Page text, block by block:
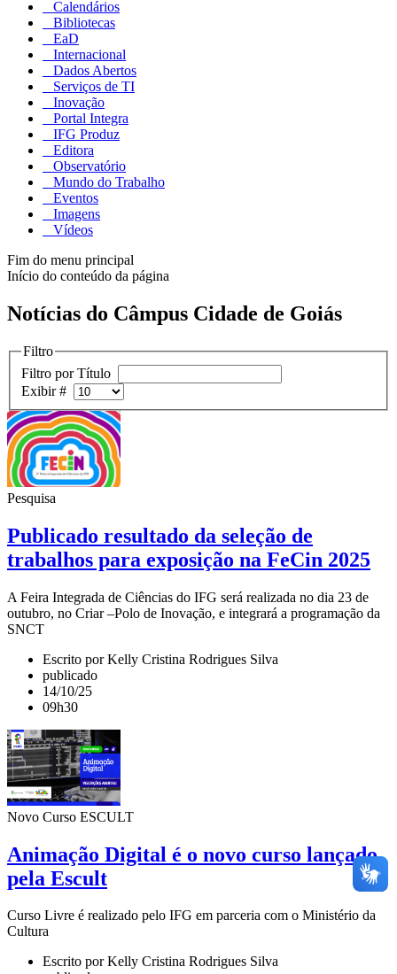
Calendários
Bibliotecas
EaD
Internacional
Dados Abertos
Serviços de TI
Inovação
Portal Integra
IFG Produz
Editora
Observatório
Mundo do Trabalho
Eventos
Imagens
Vídeos
Fim do menu principal
Início do conteúdo da página
Notícias do Câmpus Cidade de Goiás
Filtro
Filtro por Título
Exibir #
Pesquisa
Publicado resultado da seleção de
trabalhos para exposição na FeCin 2025
A Feira Integrada de Ciências do IFG será realizada no dia 23 de
outubro, no Criar –Polo de Inovação, e integrará a programação da
SNCT
Escrito por Kelly Cristina Rodrigues Silva
publicado
14/10/25
09h30
Novo Curso ESCULT
Animação Digital é o novo curso lançado
pela Escult
Curso Livre é realizado pelo IFG em parceria com o Ministério da
Cultura
Escrito por Kelly Cristina Rodrigues Silva